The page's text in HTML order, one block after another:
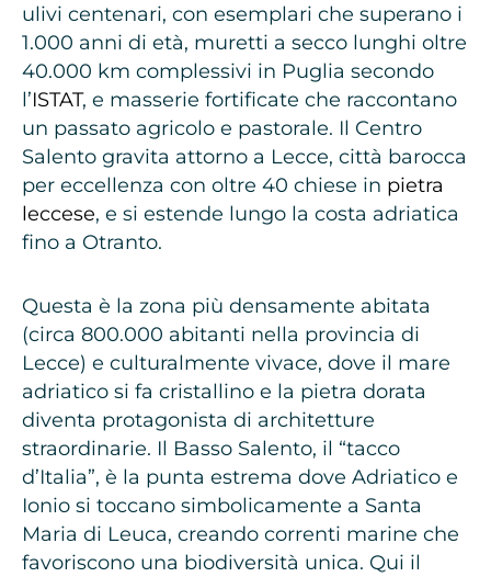
ulivi centenari, con esemplari che superano i
1.000 anni di età, muretti a secco lunghi oltre
40.000 km complessivi in Puglia secondo
l’ISTAT, e masserie fortificate che raccontano
un passato agricolo e pastorale. Il Centro
Salento gravita attorno a Lecce, città barocca
per eccellenza con oltre 40 chiese in pietra
leccese, e si estende lungo la costa adriatica
fino a Otranto.
Questa è la zona più densamente abitata
(circa 800.000 abitanti nella provincia di
Lecce) e culturalmente vivace, dove il mare
adriatico si fa cristallino e la pietra dorata
diventa protagonista di architetture
straordinarie. Il Basso Salento, il “tacco
d’Italia”, è la punta estrema dove Adriatico e
Ionio si toccano simbolicamente a Santa
Maria di Leuca, creando correnti marine che
favoriscono una biodiversità unica. Qui il